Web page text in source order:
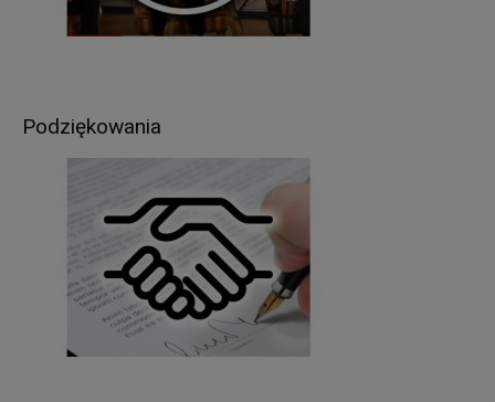
Podziękowania
przepisy prawa (art. 6 ust.1 lit. c RODO),
umowa zawarta między Panią/Panem a
przetwarzanie danych osobowych – np. w celu
W związku z przetwarzaniem danych w celach
wskazanych w pkt 3,
Pani/Pana
mogą być udostępniane innym odbiorcom lub
kategoriom odbiorców danych osobowych
Odbiorcami Pani/Pana danych osobowych mogą
być:
organy władzy publicznej oraz podmioty
wykonujące zadania publiczne lub działające na